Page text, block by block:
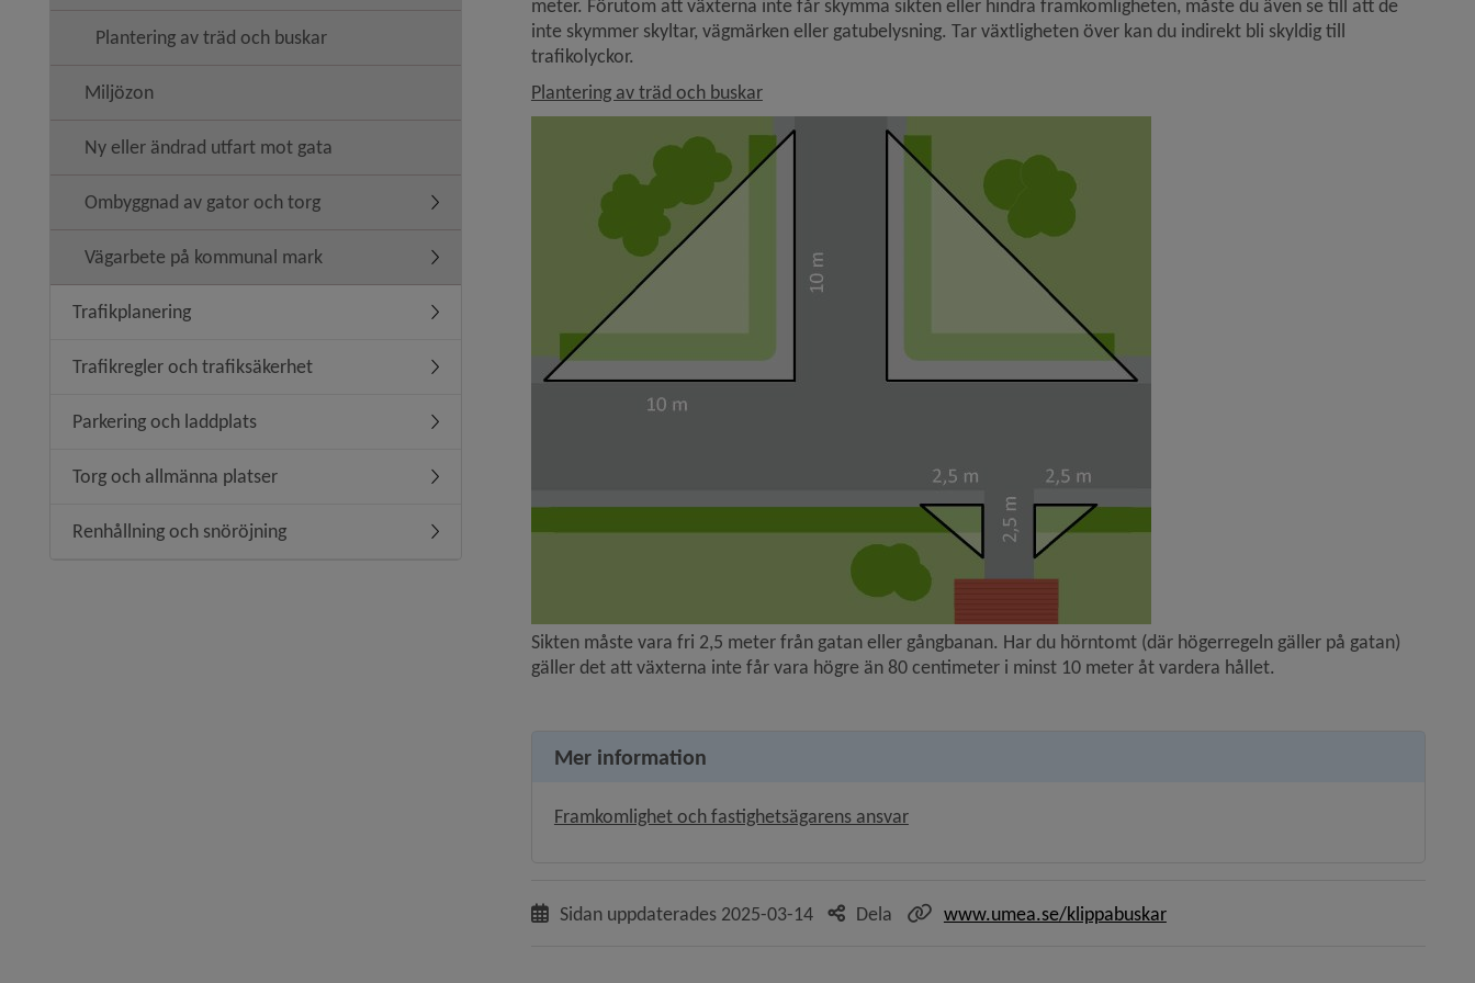
Plantering av träd och buskar
Miljözon
Ny eller ändrad utfart mot gata
Ombyggnad av gator och torg Undermeny för Ombyggnad av gator och torg
Vägarbete på kommunal mark Undermeny för Vägarbete på kommunal mark
Trafikplanering Undermeny för Trafikplanering
Trafikregler och trafiksäkerhet Undermeny för Trafikregler och trafiksäkerhet
Parkering och laddplats Undermeny för Parkering och laddplats
Torg och allmänna platser Undermeny för Torg och allmänna platser
Renhållning och snöröjning Undermeny för Renhållning och snöröjning
meter. Förutom att växterna inte får skymma sikten eller hindra framkomligheten, måste du även se till att de
inte skymmer skyltar, vägmärken eller gatubelysning. Tar växtligheten över kan du indirekt bli skyldig till
trafikolyckor.
Plantering av träd och buskar
Sikten måste vara fri 2,5 meter från gatan eller gångbanan. Har du hörntomt (där högerregeln gäller på gatan)
gäller det att växterna inte får vara högre än 80 centimeter i minst 10 meter åt vardera hållet.
Mer information
Framkomlighet och fastighetsägarens ansvar
Sidan uppdaterades 2025-03-14 Dela www.umea.se/klippabuskar